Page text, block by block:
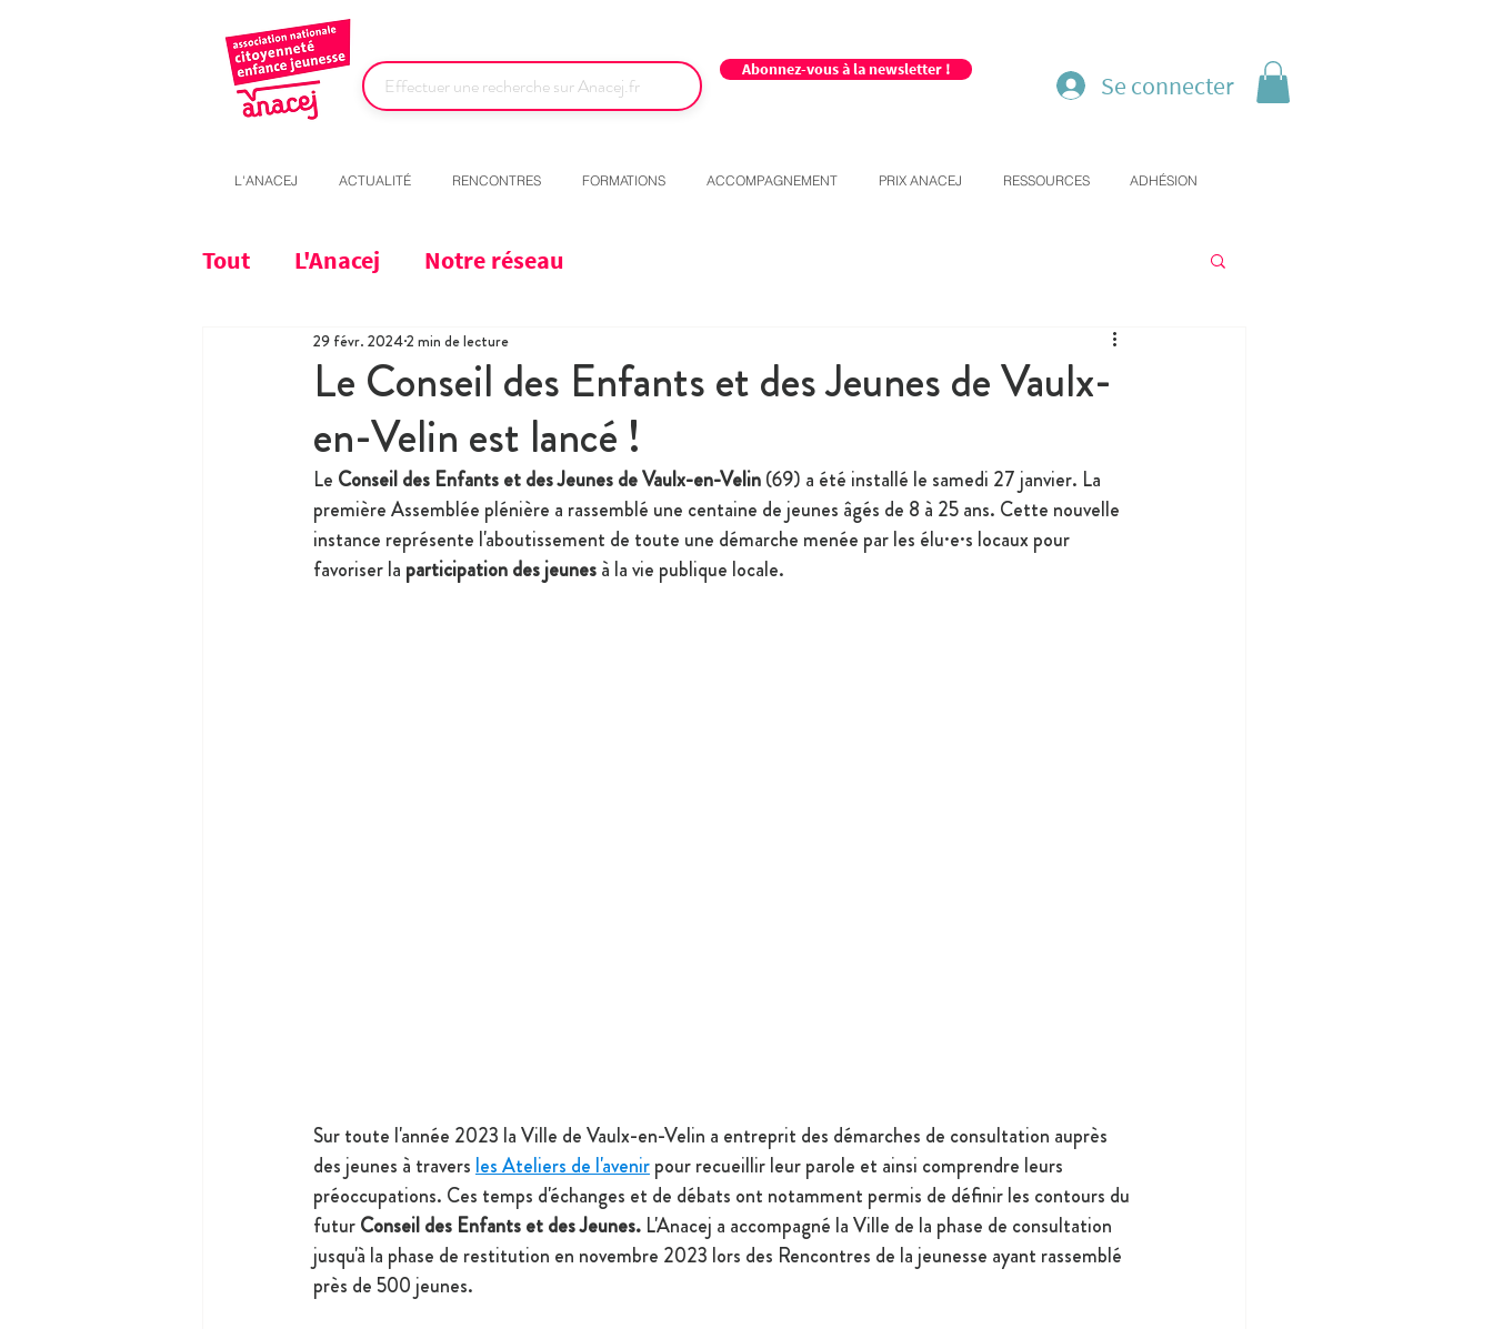
Abonnez-vous à la newsletter !
Se connecter
L'ANACEJ ACTUALITÉ RENCONTRES FORMATIONS ACCOMPAGNEMENT PRIX ANACEJ RESSOURCES ADHÉSION
Tout L'Anacej Notre réseau
Le Conseil des Enfants et des Jeunes de Vaulx-
en-Velin est lancé !
29 févr. 20242 min de lecture
Le Conseil des Enfants et des Jeunes de Vaulx-en-Velin (69) a été installé le samedi 27 janvier. La
première Assemblée plénière a rassemblé une centaine de jeunes âgés de 8 à 25 ans. Cette nouvelle
instance représente l'aboutissement de toute une démarche menée par les élu·e·s locaux pour
favoriser la participation des jeunes à la vie publique locale.
Sur toute l'année 2023 la Ville de Vaulx-en-Velin a entreprit des démarches de consultation auprès
des jeunes à travers les Ateliers de l'avenir pour recueillir leur parole et ainsi comprendre leurs
préoccupations. Ces temps d'échanges et de débats ont notamment permis de définir les contours du
futur Conseil des Enfants et des Jeunes. L'Anacej a accompagné la Ville de la phase de consultation
jusqu'à la phase de restitution en novembre 2023 lors des Rencontres de la jeunesse ayant rassemblé
près de 500 jeunes.